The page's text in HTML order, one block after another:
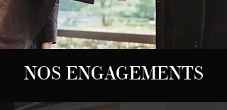
NOS ENGAGEMENTS